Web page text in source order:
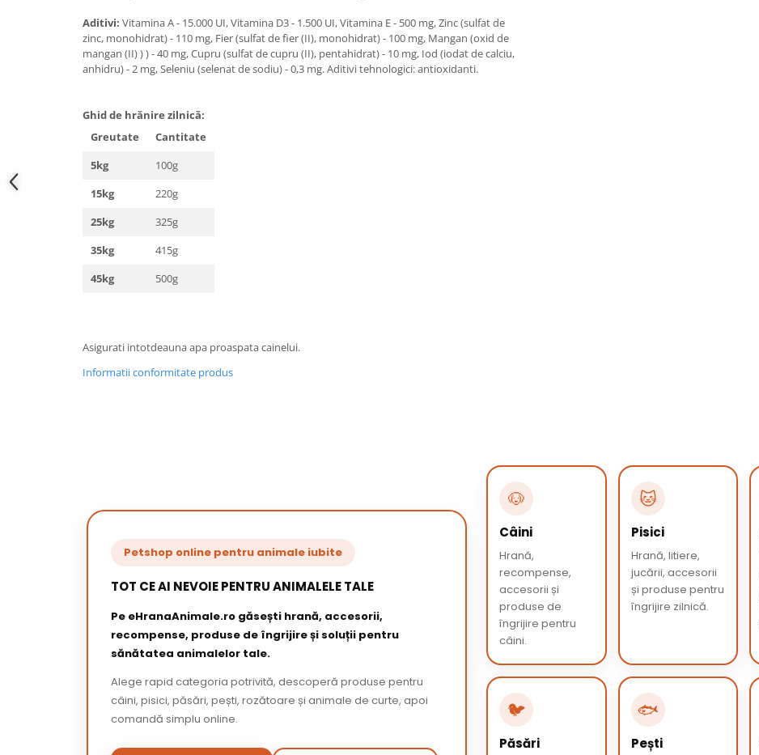
Aditivi: Vitamina A - 15.000 UI, Vitamina D3 - 1.500 UI, Vitamina E - 500 mg, Zinc (sulfat de
zinc, monohidrat) - 110 mg, Fier (sulfat de fier (II), monohidrat) - 100 mg, Mangan (oxid de
mangan (II) ) ) - 40 mg, Cupru (sulfat de cupru (II), pentahidrat) - 10 mg, Iod (iodat de calciu,
anhidru) - 2 mg, Seleniu (selenat de sodiu) - 0,3 mg. Aditivi tehnologici: antioxidanti.
Ghid de hrănire zilnică:
Greutate
Cantitate
5kg
100g
15kg
220g
25kg
325g
35kg
415g
45kg
500g
Asigurati intotdeauna apa proaspata cainelui.
Informatii conformitate produs
Petshop online pentru animale iubite
TOT CE AI NEVOIE PENTRU ANIMALELE TALE
Pe eHranaAnimale.ro găsești hrană, accesorii,
recompense, produse de îngrijire și soluții pentru
sănătatea animalelor tale.
Alege rapid categoria potrivită, descoperă produse pentru
câini, pisici, păsări, pești, rozătoare și animale de curte, apoi
comandă simplu online.
🐶
Câini
Hrană,
recompense,
accesorii și
produse de
îngrijire pentru
câini.
🐱
Pisici
Hrană, litiere,
jucării, accesorii
și produse pentru
îngrijire zilnică.
🐦
Păsări
🐟
Pești